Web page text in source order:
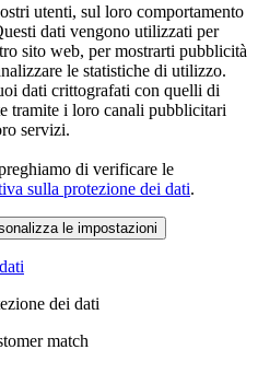
utenti, sul loro comportamento
dati vengono utilizzati per
sito web, per mostrarti pubblicità
le statistiche di utilizzo.
dati crittografati con quelli di
tramite i loro canali pubblicitari
servizi.
di verificare le
sulla protezione dei dati.
le impostazioni
dei dati
match